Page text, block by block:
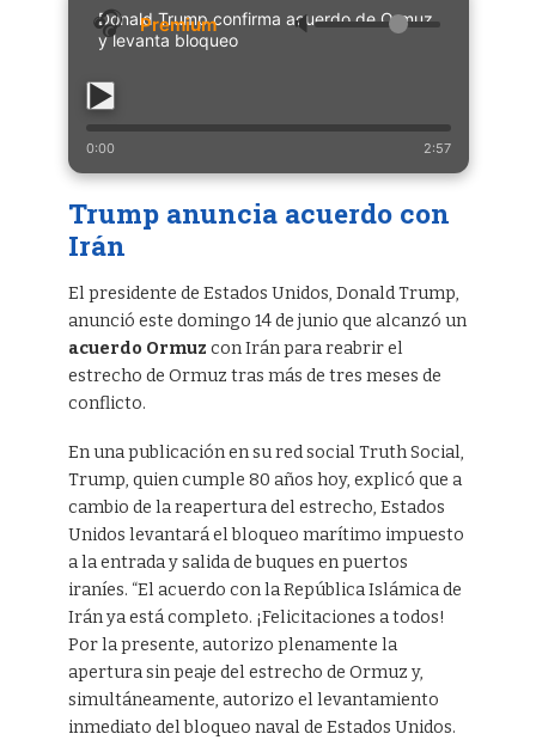
Donald Trump confirma acuerdo de Ormuz
y levanta bloqueo
🔈
0:00 2:57
Trump anuncia acuerdo con
Irán
El presidente de Estados Unidos, Donald Trump,
anunció este domingo 14 de junio que alcanzó un
acuerdo Ormuz con Irán para reabrir el
estrecho de Ormuz tras más de tres meses de
conflicto.
En una publicación en su red social Truth Social,
Trump, quien cumple 80 años hoy, explicó que a
cambio de la reapertura del estrecho, Estados
Unidos levantará el bloqueo marítimo impuesto
a la entrada y salida de buques en puertos
iraníes. “El acuerdo con la República Islámica de
Irán ya está completo. ¡Felicitaciones a todos!
Por la presente, autorizo plenamente la
apertura sin peaje del estrecho de Ormuz y,
simultáneamente, autorizo el levantamiento
inmediato del bloqueo naval de Estados Unidos.